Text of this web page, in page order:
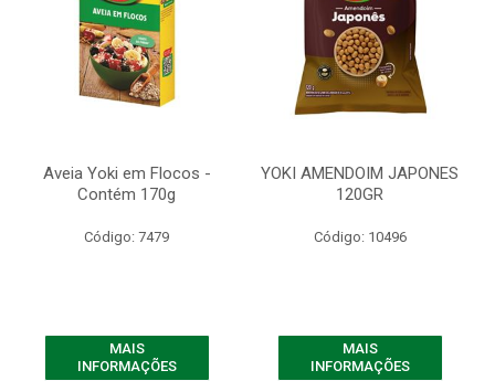
Aveia Yoki em Flocos -
Contém 170g
Código: 7479
MAIS
INFORMAÇÕES
YOKI AMENDOIM JAPONES
120GR
Código: 10496
MAIS
INFORMAÇÕES